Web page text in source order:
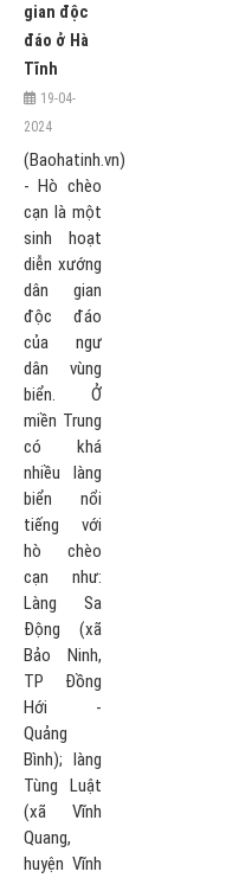
gian độc
đáo ở Hà
Tĩnh
19-04-
2024
(Baohatinh.vn)
- Hò chèo
cạn là một
sinh hoạt
diễn xướng
dân gian
độc đáo
của ngư
dân vùng
biển. Ở
miền Trung
có khá
nhiều làng
biển nổi
tiếng với
hò chèo
cạn như:
Làng Sa
Động (xã
Bảo Ninh,
TP Đồng
Hới -
Quảng
Bình); làng
Tùng Luật
(xã Vĩnh
Quang,
huyện Vĩnh